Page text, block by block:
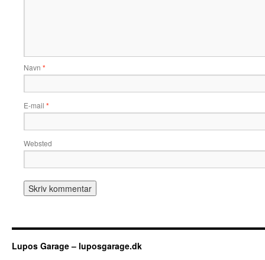
Navn *
E-mail *
Websted
Lupos Garage – luposgarage.dk